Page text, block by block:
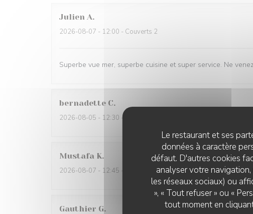
Le restaurant et ses
données à caractère
défaut. D'autres cookies
analyser votre
les réseaux sociaux) ou
», « Tout refuser » ou «
tout moment en
Julien A
2026-08-07 - 12:00 - Couverts 2
Superbe vue mer, superbe cuisine et super service. Ne
bernadette C
2026-08-05 - 12:30 - Couverts 3
Mustafa K
2026-08-07 - 12:45 - Couverts 2
Gauthier G